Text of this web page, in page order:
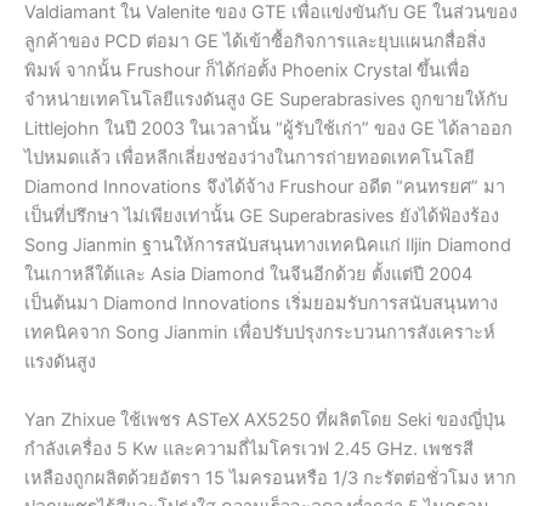
Valdiamant ใน Valenite ของ GTE เพื่อแข่งขันกับ GE ในส่วนของ
ลูกค้าของ PCD ต่อมา GE ได้เข้าซื้อกิจการและยุบแผนกสื่อสิ่ง
พิมพ์ จากนั้น Frushour ก็ได้ก่อตั้ง Phoenix Crystal ขึ้นเพื่อ
จำหน่ายเทคโนโลยีแรงดันสูง GE Superabrasives ถูกขายให้กับ
Littlejohn ในปี 2003 ในเวลานั้น “ผู้รับใช้เก่า” ของ GE ได้ลาออก
ไปหมดแล้ว เพื่อหลีกเลี่ยงช่องว่างในการถ่ายทอดเทคโนโลยี
Diamond Innovations จึงได้จ้าง Frushour อดีต “คนทรยศ” มา
เป็นที่ปรึกษา ไม่เพียงเท่านั้น GE Superabrasives ยังได้ฟ้องร้อง
Song Jianmin ฐานให้การสนับสนุนทางเทคนิคแก่ Iljin Diamond
ในเกาหลีใต้และ Asia Diamond ในจีนอีกด้วย ตั้งแต่ปี 2004
เป็นต้นมา Diamond Innovations เริ่มยอมรับการสนับสนุนทาง
เทคนิคจาก Song Jianmin เพื่อปรับปรุงกระบวนการสังเคราะห์
แรงดันสูง
Yan Zhixue ใช้เพชร ASTeX AX5250 ที่ผลิตโดย Seki ของญี่ปุ่น
กำลังเครื่อง 5 Kw และความถี่ไมโครเวฟ 2.45 GHz. เพชรสี
เหลืองถูกผลิตด้วยอัตรา 15 ไมครอนหรือ 1/3 กะรัตต่อชั่วโมง หาก